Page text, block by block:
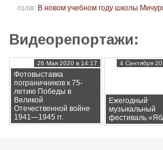
01/08 В новом учебном году школы
Видеорепортажи:
Фотовыставка
пограничников к 75-
летию Победы в
Великой
Отечественной войне
1941—1945 гг.
26 Мая 2020 в 14:17
Ежегодный
музыкальный
фестиваль
4 Сентября